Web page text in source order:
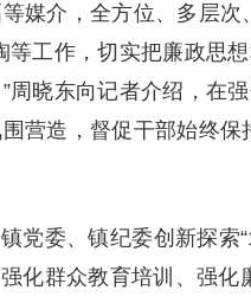
媒介，全方位、多层次
工作，切实把廉政思
晓东向记者介绍，在
营造，督促干部始终保
党委、镇纪委创新探索
化群众教育培训、强化